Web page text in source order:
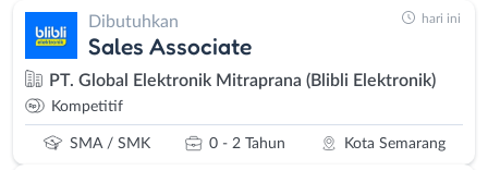
Dibutuhkan
Sales Associate
PT. Global Elektronik Mitraprana (Blibli Elektronik)
Kompetitif
SMA / SMK 0 - 2 Tahun Kota Semarang
hari ini